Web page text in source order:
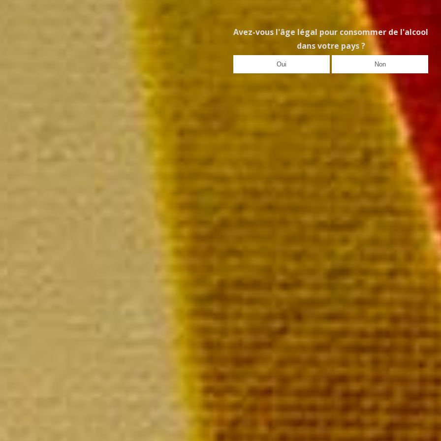
Avez-vous l'âge légal pour consommer de l'alcool
dans votre pays ?
Oui Non
La bouteille 49,00 €
Extra Brut Millésimé Echansons Millésimé
La bouteille en coffret 139,00 €